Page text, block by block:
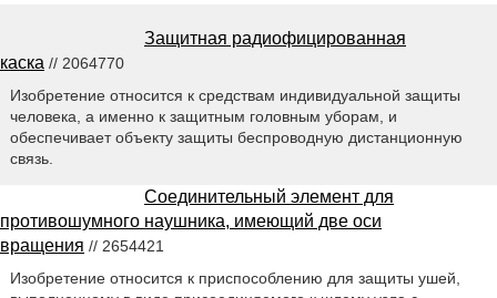
Защитная радиофицированная
каска // 2064770
Изобретение относится к средствам индивидуальной защиты
человека, а именно к защитным головным уборам, и
обеспечивает объекту защиты беспроводную дистанционную
связь.
Соединительный элемент для
противошумного наушника, имеющий две оси
вращения // 2654421
Изобретение относится к приспособлению для защиты ушей,